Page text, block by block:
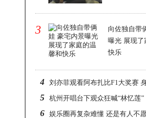
3
向佐独自带
曝光 展现了
快乐
4 刘亦菲观看阿布扎比F1大奖赛
刘亦菲依旧美到发光
5 杭州开唱台下观众狂喊“林忆莲
盛大唱往事不要再提
6 娱乐圈再复杂难懂 还是有人不